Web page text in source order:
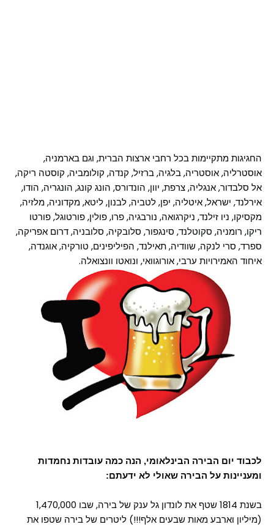
החגיגות מתקיימות בכל רחבי ארצות הברית, וגם בארמניה,
אוסטרליה, אוסטריה, בלגיה, ברזיל, קנדה, קולומביה, קוסטה ריקה,
אל סלבדור, אנגליה, צרפת, יוון, הונדורס, הונג קונג, הונגריה, הודו,
אירלנד, ישראל, איטליה, יפן, לטביה, לבנון, ליטא, מקדוניה, מלזיה,
מקסיקו, ניו זילנד, ניקרגואה, נורבגיה, פרו, פולין, פורטוגל, פורטו
ריקו, רומניה, סקוטלנד, סינגפור, סלובקיה, סלובניה, דרום אפריקה,
ספרד, סרי לנקה, שוודיה, תאילנד, הפיליפינים, טורקיה, אוגנדה,
איחוד האמירויות ערבי, אורוגוואי, ונואטו וונצואלה.
לכבוד יום הבירה הבינלאומי, הנה כמה עובדות נחמדות
ומעניינות על הבירה שאולי לא ידעתם:
בשנת 1814 שטף את לונדון גל ענק של בירה, שבו 1,470,000
(מיליון וארבע מאות שבעים אלף!!!) ליטרים של בירה שטפו את